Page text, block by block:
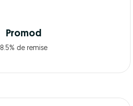
Promod
8.5% de remise